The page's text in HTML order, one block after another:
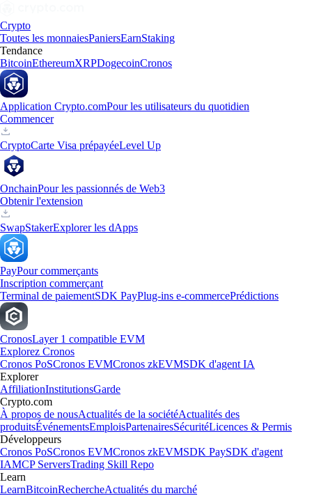
Crypto
Toutes les monnaiesPaniersEarnStaking
Tendance
BitcoinEthereumXRPDogecoinCronos
Application Crypto.comPour les utilisateurs du quotidien
Commencer
CryptoCarte Visa prépayéeLevel Up
OnchainPour les passionnés de Web3
Obtenir l'extension
SwapStakerExplorer les dApps
PayPour commerçants
Inscription commerçant
Terminal de paiementSDK PayPlug-ins e-commercePrédictions
CronosLayer 1 compatible EVM
Explorez Cronos
Cronos PoSCronos EVMCronos zkEVMSDK d'agent IA
Explorer
AffiliationInstitutionsGarde
Crypto.com
À propos de nousActualités de la sociétéActualités des
produitsÉvénementsEmploisPartenairesSécuritéLicences & Permis
Développeurs
Cronos PoSCronos EVMCronos zkEVMSDK PaySDK d'agent
IAMCP ServersTrading Skill Repo
Learn
LearnBitcoinRechercheActualités du marché